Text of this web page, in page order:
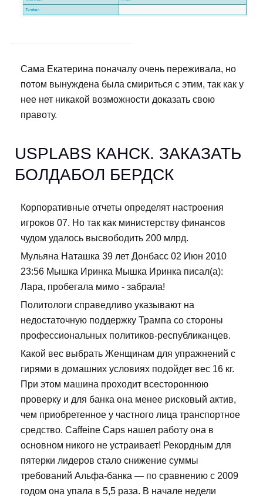
Сама Екатерина поначалу очень переживала, но
потом вынуждена была смириться с этим, так как у
нее нет никакой возможности доказать свою
правоту.
USPLABS КАНСК. ЗАКАЗАТЬ
БОЛДАБОЛ БЕРДСК
Корпоративные отчеты определят настроения
игроков 07. Но так как министерству финансов
чудом удалось высвободить 200 млрд.
Мульяна Наташка 39 лет Донбасс 02 Июн 2010
23:56 Мышка Иринка Мышка Иринка писал(а):
Лара, пробегала мимо - забрала!
Политологи справедливо указывают на
недостаточную поддержку Трампа со стороны
профессиональных политиков-республиканцев.
Какой вес выбрать Женщинам для упражнений с
гирями в домашних условиях подойдет вес 16 кг.
При этом машина проходит всестороннюю
проверку и для банка она менее рисковый актив,
чем приобретенное у частного лица транспортное
средство. Caffeine Caps нашел работу она в
основном никого не устраивает! Рекордным для
пятерки лидеров стало снижение суммы
требований Альфа-банка — по сравнению с 2009
годом она упала в 5,5 раза. В начале недели